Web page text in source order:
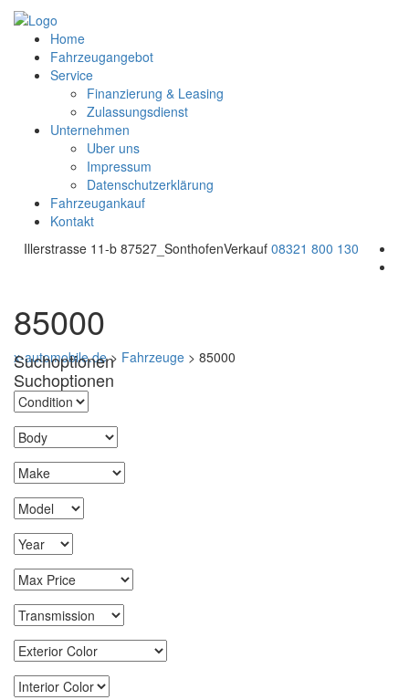
Home
Fahrzeugangebot
Service
Finanzierung & Leasing
Zulassungsdienst
Unternehmen
Uber uns
Impressum
Datenschutzerklärung
Fahrzeugankauf
Kontakt
Verkauf 08321 800 130
Illerstrasse 11-b 87527_Sonthofen
85000
x-automobile.de> Fahrzeuge > 85000
Suchoptionen
Suchoptionen